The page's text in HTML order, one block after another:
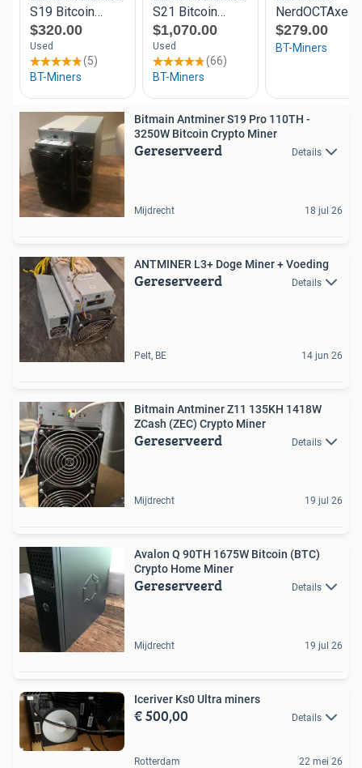
Bitmain Antminer S19 Pro 110TH -
3250W Bitcoin Crypto Miner
Gereserveerd Details
Mijdrecht 18 jul 26
ANTMINER L3+ Doge Miner + Voeding
Gereserveerd Details
Pelt, BE 14 jun 26
Bitmain Antminer Z11 135KH 1418W
ZCash (ZEC) Crypto Miner
Gereserveerd Details
Mijdrecht 19 jul 26
Avalon Q 90TH 1675W Bitcoin (BTC)
Crypto Home Miner
Gereserveerd Details
Mijdrecht 19 jul 26
Iceriver Ks0 Ultra miners
€ 500,00 Details
Rotterdam 22 mei 26